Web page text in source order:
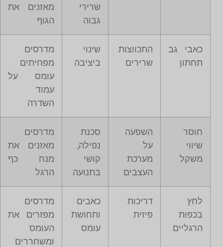
שרירי
גבוה
מאזנים את
הגוף
כאבי גב
תחתון
התכווצות
שרירים
שינוי
ביציבה
מדרסים
מפחיתים
עומס על
עמוד
השדרה
חוסר
שיווי
משקל
השפעה
על
מערכת
העצבים
סכנת
נפילה,
קושי
בתנועה
מדרסים
מאזנים את
מנח כף
הרגל
לחץ
בכפות
הרגליים
דריכות
פיזית
כאבים
ותחושת
עומס
מדרסים
מפזרים את
העומס
ומשחררים